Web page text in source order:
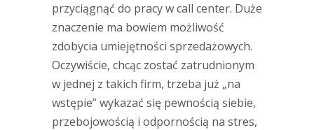
przyciągnąć do pracy w call center. Duże
znaczenie ma bowiem możliwość
zdobycia umiejętności sprzedażowych.
Oczywiście, chcąc zostać zatrudnionym
w jednej z takich firm, trzeba już „na
wstępie” wykazać się pewnością siebie,
przebojowością i odpornością na stres,